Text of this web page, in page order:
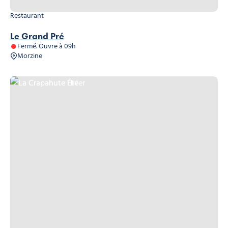
Le Grand Pré
Restaurant
Fermé. Ouvre à 09h
Morzine
La Crapahute Été, © La Crapahute
La Crapahute Hiver, © La Crapahute